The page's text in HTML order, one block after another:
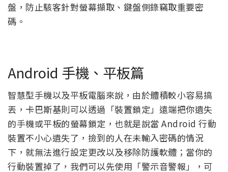
盤，防止駭客針對螢幕擷取、鍵盤側錄竊取重要密
碼。
Android 手機、平板篇
智慧型手機以及平板電腦來說，由於體積較小容易搞
丟，卡巴斯基則可以透過「裝置鎖定」遠端把你遺失
的手機或平板的螢幕鎖定，也就是說當 Android 行動
裝置不小心遺失了，撿到的人在未輸入密碼的情況
下，就無法進行設定更改以及移除防護軟體；當你的
行動裝置掉了，我們可以先使用「警示音警報」，可